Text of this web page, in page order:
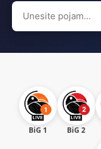
Search
for:
BiG 1 BiG 2